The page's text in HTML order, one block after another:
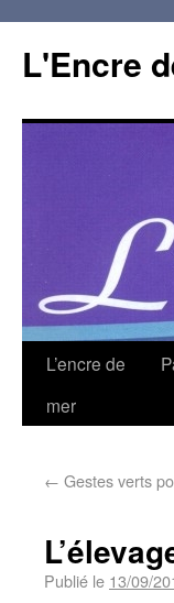
L'Encre
L’encre de
mer
← Gestes verts
Publié le 13/09/